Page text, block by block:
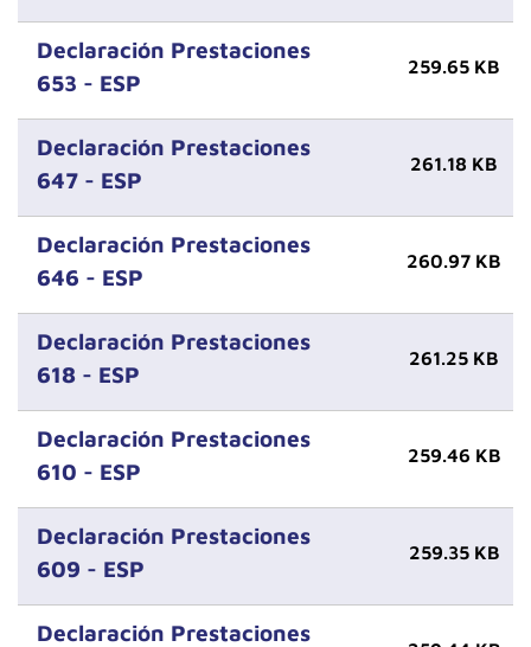
Declaración Prestaciones
653 - ESP
259.65 KB
Declaración Prestaciones
647 - ESP
261.18 KB
Declaración Prestaciones
646 - ESP
260.97 KB
Declaración Prestaciones
618 - ESP
261.25 KB
Declaración Prestaciones
610 - ESP
259.46 KB
Declaración Prestaciones
609 - ESP
259.35 KB
Declaración Prestaciones